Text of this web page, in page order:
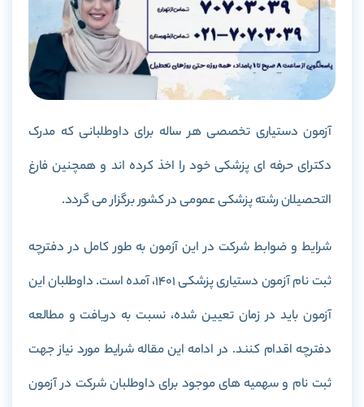
آزمون دستیاری تخصصی هر ساله برای داوطلبانی که مدرک
دکترای حرفه ای پزشکی خود را اخذ کرده اند و همچنین فارغ
التحصیلان رشته پزشکی عمومی در کشور برگزار می گردد.
شرایط و ضوابط شرکت در این آزمون به طور کامل در دفترچه
ثبت نام آزمون دستیاری پزشکی 1401، آمده است. داوطلبان این
آزمون باید در زمان تعیین شده، نسبت به دریافت و مطالعه
دفترچه اقدام کنند. در ادامه این مقاله شرایط مورد نیاز جهت
ثبت نام و سهمیه های موجود برای داوطلبان شرکت در آزمون